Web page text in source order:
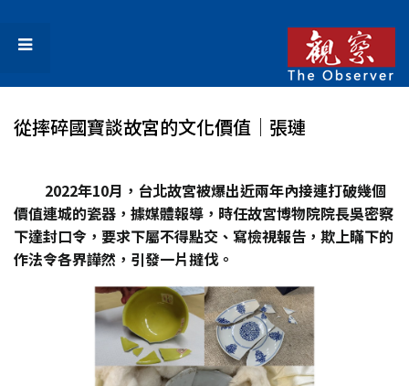
從摔碎國寶談故宮的文化價值│張璉
2022年10月，台北故宮被爆出近兩年內接連打破幾個
價值連城的瓷器，據媒體報導，時任故宮博物院院長吳密察
下達封口令，要求下屬不得點交、寫檢視報告，欺上瞞下的
作法令各界譁然，引發一片撻伐。